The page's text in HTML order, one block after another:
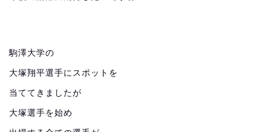
駒澤大学の
大塚翔平選手にスポットを
当ててきましたが
大塚選手を始め